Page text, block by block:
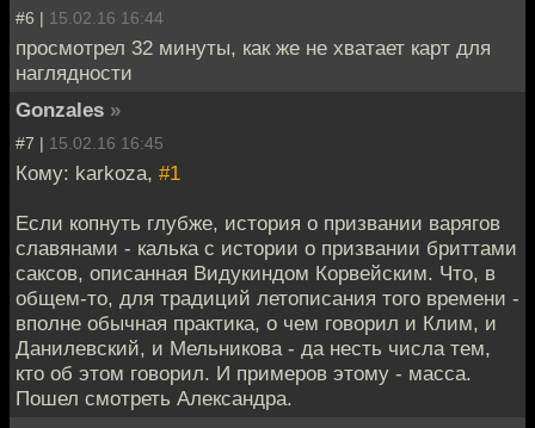
#6 | 15.02.16 16:44
просмотрел 32 минуты, как же не хватает карт для
наглядности
Gonzales »
#7 | 15.02.16 16:45
Кому: karkoza, #1
Если копнуть глубже, история о призвании варягов
славянами - калька с истории о призвании бриттами
саксов, описанная Видукиндом Корвейским. Что, в
общем-то, для традиций летописания того времени -
вполне обычная практика, о чем говорил и Клим, и
Данилевский, и Мельникова - да несть числа тем,
кто об этом говорил. И примеров этому - масса.
Пошел смотреть Александра.